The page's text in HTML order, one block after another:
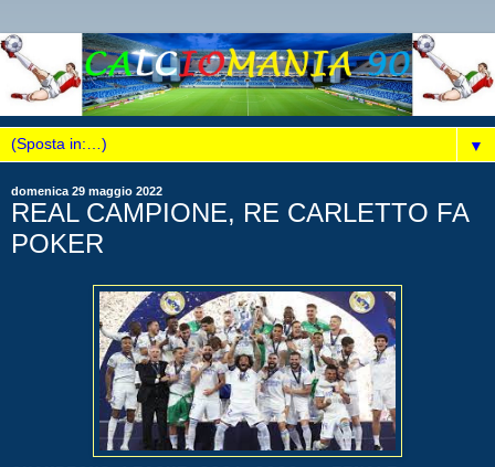
▼
domenica 29 maggio 2022
REAL CAMPIONE, RE CARLETTO FA
POKER